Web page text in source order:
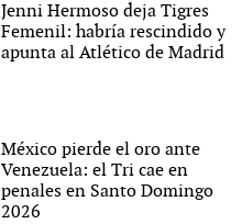
Jenni Hermoso deja Tigres
Femenil: habría rescindido y
apunta al Atlético de Madrid
México pierde el oro ante
Venezuela: el Tri cae en
penales en Santo Domingo
2026